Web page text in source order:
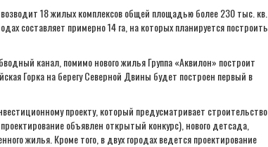
18 жилых комплексов общей площадью более 230 тыс. кв.
составляет примерно 14 га, на которых планируется построить
канал, помимо нового жилья Группа «Аквилон» построит
Горка на берегу Северной Двины будет построен первый в
проекту, который предусматривает строительство
объявлен открытый конкурс), нового детсада,
жилья. Кроме того, в двух городах ведется проектирование